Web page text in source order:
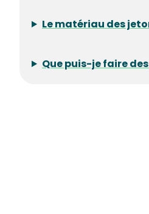
Le matériau des
Que puis-je faire